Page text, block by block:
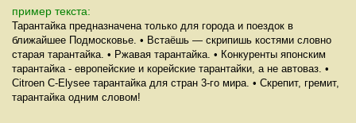
пример текста:
Тарантайка предназначена только для города и поездок в
ближайшее Подмосковье. • Встаёшь — скрипишь костями словно
старая тарантайка. • Ржавая тарантайка. • Конкуренты японским
тарантайка - европейские и корейские тарантайки, а не автоваз. •
Citroen C-Elysee тарантайка для стран 3-го мира. • Скрепит, гремит,
тарантайка одним словом!